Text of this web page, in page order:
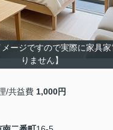
メージですので実際に家具
りません】
/共益費 1,000円